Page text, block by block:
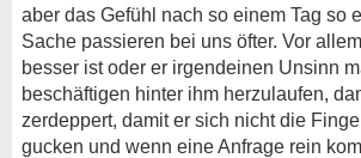
aber das Gefühl nach so einem Tag so
Sache passieren bei uns öfter. Vor
besser ist oder er irgendeinen Unsinn
beschäftigen hinter ihm herzulaufen,
zerdeppert, damit er sich nicht die
gucken und wenn eine Anfrage rein